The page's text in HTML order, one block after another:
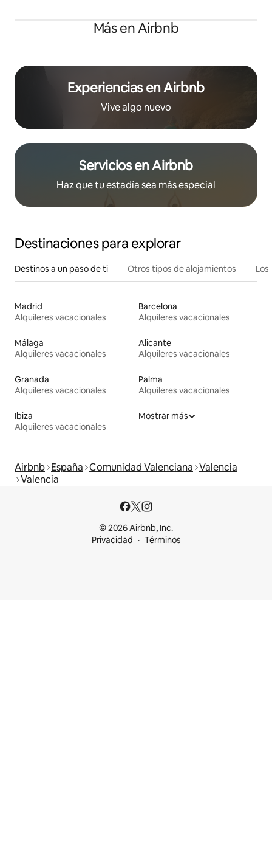
Más en Airbnb
Experiencias en Airbnb
Vive algo nuevo
Servicios en Airbnb
Haz que tu estadía sea más especial
Destinaciones para explorar
Destinos a un paso de ti Otros tipos de alojamientos
Madrid
Alquileres vacacionales
Barcelona
Alquileres vacacionales
Málaga
Alquileres vacacionales
Alicante
Alquileres vacacionales
Granada
Alquileres vacacionales
Palma
Alquileres vacacionales
Ibiza
Alquileres vacacionales
Mostrar más
Airbnb España Comunidad Valenciana Valencia
Valencia
© 2026 Airbnb, Inc.
Privacidad
Términos